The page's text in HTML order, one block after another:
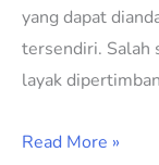
yang dapat
tersendiri. Salah
layak
Read More »